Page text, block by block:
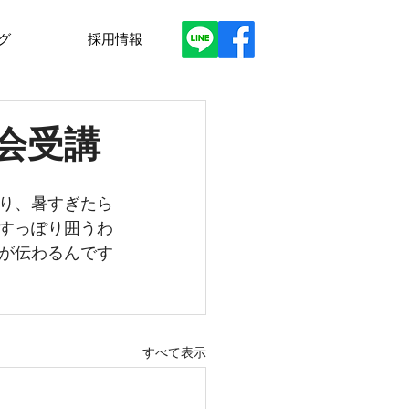
採用情報
受講
、暑すぎたら
っぽり囲うわ
伝わるんです
すべて表示